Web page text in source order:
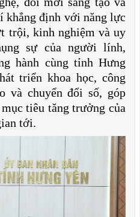
khẳng định với năng lực
trội, kinh nghiệm và uy
sự của người lính,
hành cùng tỉnh Hưng
triển khoa học, công
và chuyển đổi số, góp
tiêu tăng trưởng của
tới.